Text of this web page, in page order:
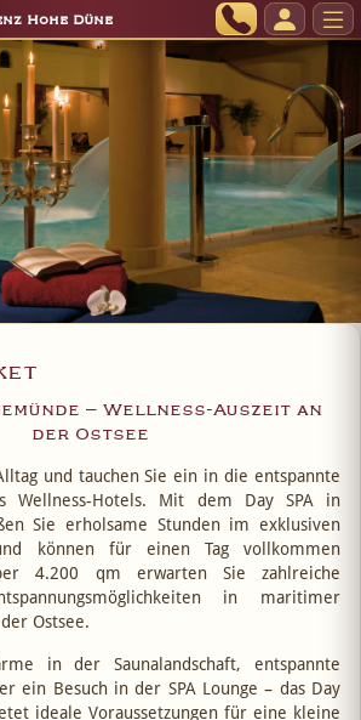
Hohe Düne
– Wellness-Auszeit an
der Ostsee
und tauchen Sie ein in die entspannte
Wellness-Hotels. Mit dem Day SPA in
Sie erholsame Stunden im exklusiven
können für einen Tag vollkommen
4.200 qm erwarten Sie zahlreiche
in maritimer
Ostsee.
in der Saunalandschaft, entspannte
ein Besuch in der SPA Lounge – das Day
ideale Voraussetzungen für eine kleine